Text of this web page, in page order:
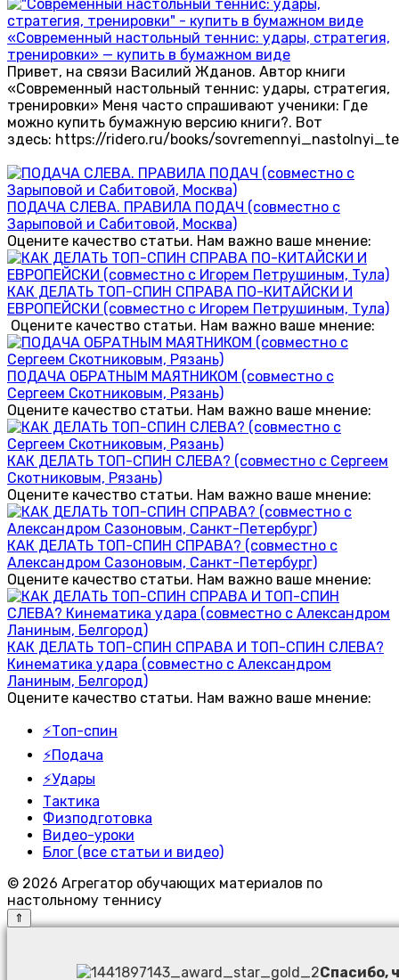
«Современный настольный теннис: удары, стратегия,
тренировки» — купить в бумажном виде
Привет, на связи Василий Жданов. Автор книги
«Современный настольный теннис: удары, стратегия,
тренировки» Меня часто спрашивают ученики: Где
можно купить бумажную версию книги?. Вот
здесь: https://ridero.ru/books/
ПОДАЧА СЛЕВА. ПРАВИЛА ПОДАЧ (совместно с
Зарыповой и Сабитовой, Москва)
Оцените качество статьи. Нам важно ваше мнение:
КАК ДЕЛАТЬ ТОП-СПИН СПРАВА ПО-КИТАЙСКИ И
ЕВРОПЕЙСКИ (совместно с Игорем Петрушиным, Тула)
Оцените качество статьи. Нам важно ваше мнение:
ПОДАЧА ОБРАТНЫМ МАЯТНИКОМ (совместно с
Сергеем Скотниковым, Рязань)
Оцените качество статьи. Нам важно ваше мнение:
КАК ДЕЛАТЬ ТОП-СПИН СЛЕВА? (совместно с Сергеем
Скотниковым, Рязань)
Оцените качество статьи. Нам важно ваше мнение:
КАК ДЕЛАТЬ ТОП-СПИН СПРАВА? (совместно с
Александром Сазоновым, Санкт-Петербург)
Оцените качество статьи. Нам важно ваше мнение:
КАК ДЕЛАТЬ ТОП-СПИН СПРАВА И ТОП-СПИН СЛЕВА?
Кинематика удара (совместно с Александром
Ланиным, Белгород)
Оцените качество статьи. Нам важно ваше мнение:
⚡Топ-спин
⚡Подача
⚡Удары
Тактика
Физподготовка
Видео-уроки
Блог (все статьи и видео)
© 2026 Агрегатор обучающих материалов по
настольному теннису
Спасибо,